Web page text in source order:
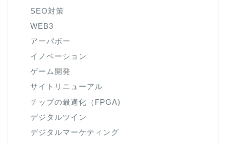
SEO対策
WEB3
アーパボー
イノベーション
ゲーム開発
サイトリニューアル
チップの最適化（FPGA)
デジタルツイン
デジタルマーケティング